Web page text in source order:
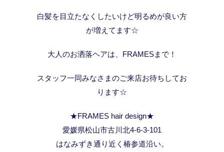
白髪を目立たなくしたいけど明るめが良い方
が増えてます☆
大人のお洒落ヘアは、FRAMESまで！
スタッフ一同みなさまのご来店お待ちしてお
ります☆
★FRAMES hair design★
愛媛県松山市古川北4-6-3-101
はなみずき通り近く椿参道沿い。